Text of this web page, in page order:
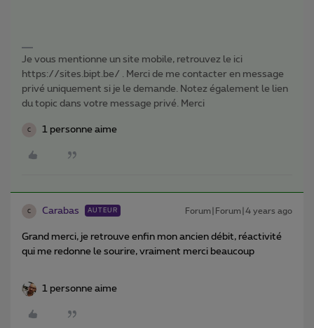
Je vous mentionne un site mobile, retrouvez le ici
https://sites.bipt.be/ . Merci de me contacter en message
privé uniquement si je le demande. Notez également le lien
du topic dans votre message privé. Merci
C 1 personne aime
C Carabas AUTEUR Forum|Forum|4 years ago
Grand merci, je retrouve enfin mon ancien débit, réactivité
qui me redonne le sourire, vraiment merci beaucoup
1 personne aime